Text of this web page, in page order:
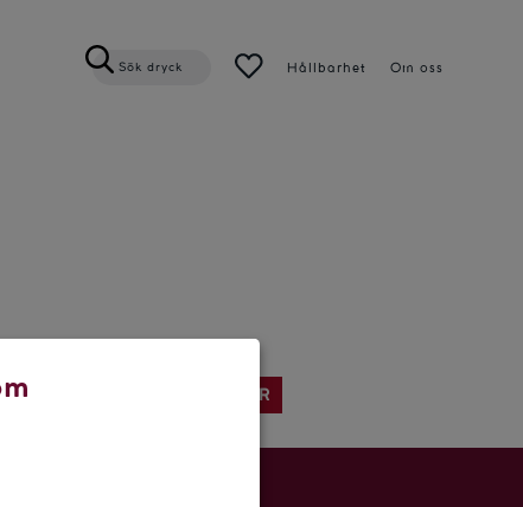
Sök dryck Hållbarhet Om oss
SENASTE ARTIKLAR